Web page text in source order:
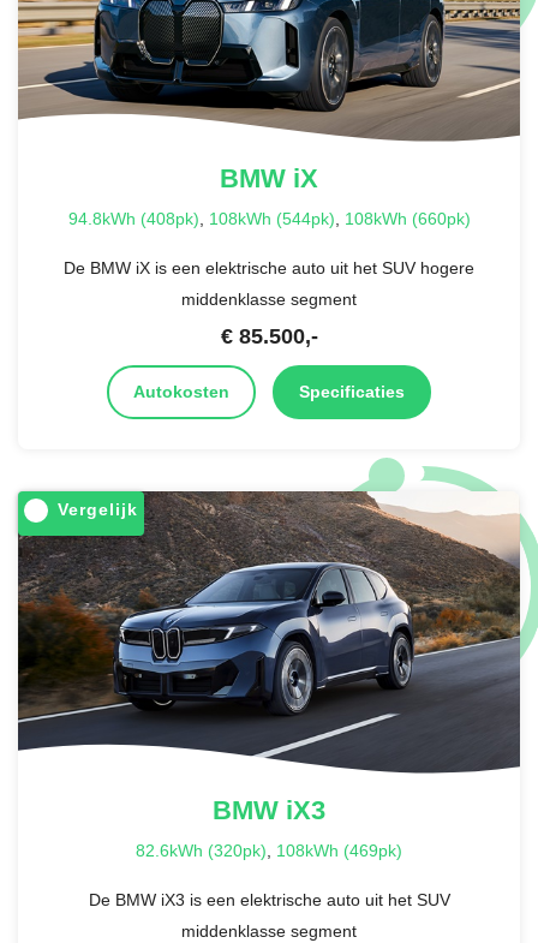
BMW iX
94.8kWh (408pk), 108kWh (544pk), 108kWh (660pk)
De BMW iX is een elektrische auto uit het SUV hogere
middenklasse segment
€ 85.500,-
Autokosten Specificaties
Vergelijk
BMW iX3
82.6kWh (320pk) 108kWh (469pk)
De BMW iX3 is een elektrische auto uit het SUV
middenklasse segment